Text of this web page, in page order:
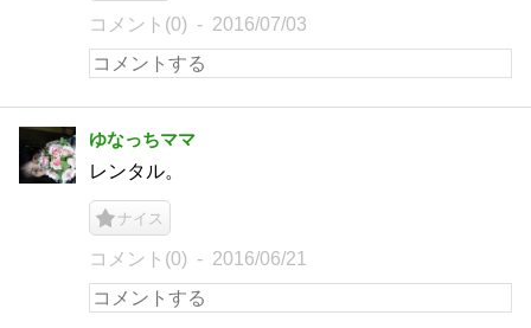
コメント(0) 2016/07/03
ゆなっちママ
レンタル。
ナイス
コメント(0) 2016/06/21